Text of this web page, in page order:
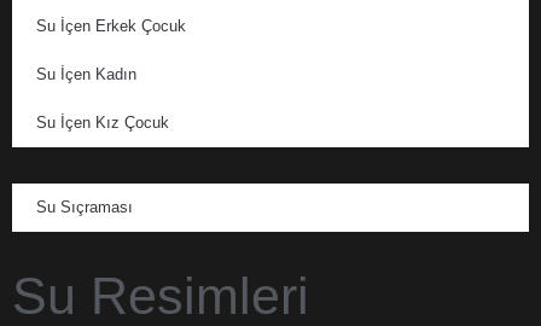
Su İçen Erkek Çocuk
Su İçen Kadın
Su İçen Kız Çocuk
Su Sıçraması
Su Resimleri